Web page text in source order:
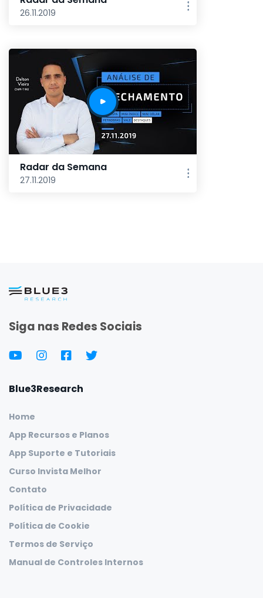
26.11.2019
Radar da Semana
27.11.2019
Siga nas Redes Sociais
Blue3Research
Home
App Recursos e Planos
App Suporte e Tutoriais
Curso Invista Melhor
Contato
Política de Privacidade
Política de Cookie
Termos de Serviço
Manual de Controles Internos